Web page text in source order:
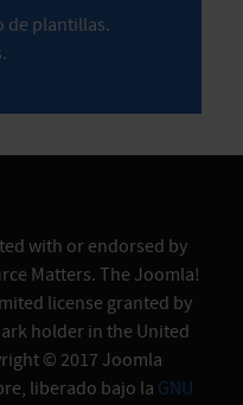
de plantillas.
with or endorsed by
Matters. The Joomla!
license granted by
holder in the United
© 2017 Joomla
liberado bajo la GNU